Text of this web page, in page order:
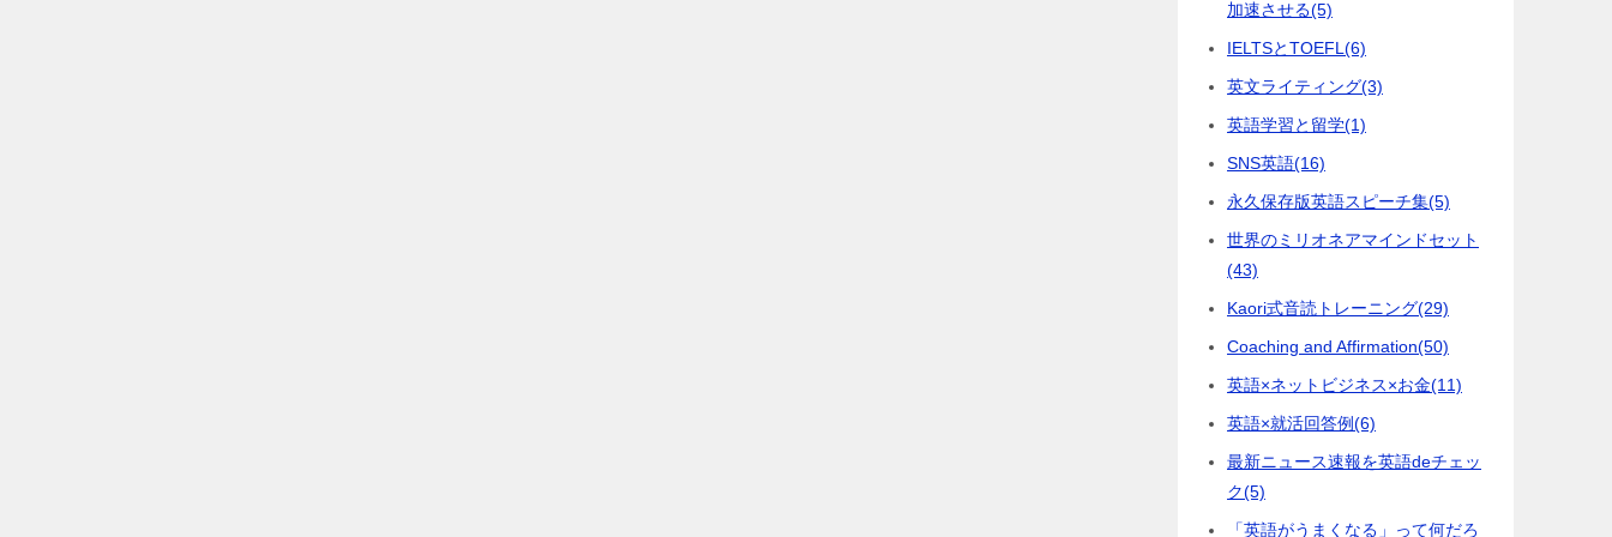
加速させる(5)
IELTSとTOEFL (6)
英文ライティング(3)
英語学習と留学(1)
SNS英語(16)
永久保存版英語スピーチ集(5)
世界のミリオネアマインドセット
(43)
Kaori式音読トレーニング(29)
Coaching and Affirmation(50)
英語×ネットビジネス×お金(11)
英語×就活回答例(6)
最新ニュース速報を英語deチェッ
ク(5)
「英語がうまくなる」って何だろ